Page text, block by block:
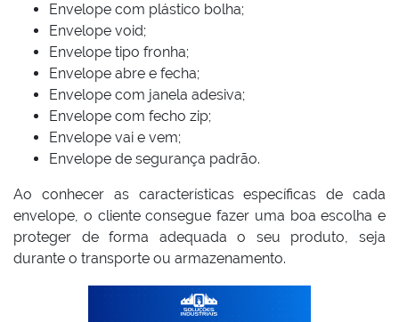
Envelope com plástico bolha;
Envelope void;
Envelope tipo fronha;
Envelope abre e fecha;
Envelope com janela adesiva;
Envelope com fecho zip;
Envelope vai e vem;
Envelope de segurança padrão.
Ao conhecer as características específicas de cada
envelope, o cliente consegue fazer uma boa escolha e
proteger de forma adequada o seu produto, seja
durante o transporte ou armazenamento.